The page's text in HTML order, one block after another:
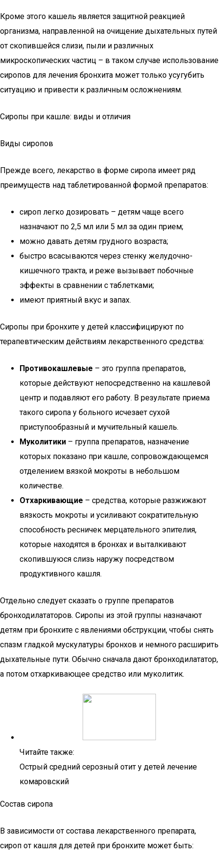
Кроме этого кашель является защитной реакцией
организма, направленной на очищение дыхательных путей
от скопившейся слизи, пыли и различных
микроскопических частиц – в таком случае использование
сиропов для лечения бронхита может только усугубить
ситуацию и привести к различным осложнениям.
Сиропы при кашле: виды и отличия
Виды сиропов
Прежде всего, лекарство в форме сиропа имеет ряд
преимуществ над таблетированной формой препаратов:
сироп легко дозировать – детям чаще всего
назначают по 2,5 мл или 5 мл за один прием;
можно давать детям грудного возраста;
быстро всасываются через стенку желудочно-
кишечного тракта, и реже вызывает побочные
эффекты в сравнении с таблетками;
имеют приятный вкус и запах.
Сиропы при бронхите у детей классифицируют по
терапевтическим действиям лекарственного средства:
Противокашлевые – это группа препаратов,
которые действуют непосредственно на кашлевой
центр и подавляют его работу. В результате приема
такого сиропа у больного исчезает сухой
приступообразный и мучительный кашель.
Муколитики – группа препаратов, назначение
которых показано при кашле, сопровождающемся
отделением вязкой мокроты в небольшом
количестве.
Отхаркивающие – средства, которые разжижают
вязкость мокроты и усиливают сократительную
способность ресничек мерцательного эпителия,
которые находятся в бронхах и выталкивают
скопившуюся слизь наружу посредством
продуктивного кашля.
Отдельно следует сказать о группе препаратов
бронходилататоров. Сиропы из этой группы назначают
детям при бронхите с явлениями обструкции, чтобы снять
спазм гладкой мускулатуры бронхов и немного расширить
дыхательные пути. Обычно сначала дают бронходилататор,
а потом отхаркивающее средство или муколитик.
Читайте также:
Острый средний серозный отит у детей лечение
комаровский
Состав сиропа
В зависимости от состава лекарственного препарата,
сироп от кашля для детей при бронхите может быть: